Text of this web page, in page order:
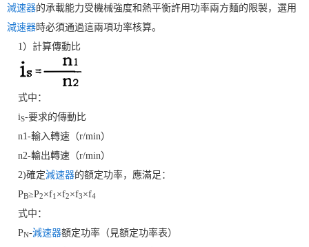
減速器的承載能力受機械強度和熱平衡許用功率兩方麵的限製，選用
減速器時必須通過這兩項功率核算。
1）計算傳動比
式中：
iS-要求的傳動比
n1-輸入轉速（r/min）
n2-輸出轉速（r/min）
2)確定減速器的額定功率，應滿足：
PB≥P2×f1 ×f2×f3×f4
式中：
PN-減速器額定功率（見額定功率表）